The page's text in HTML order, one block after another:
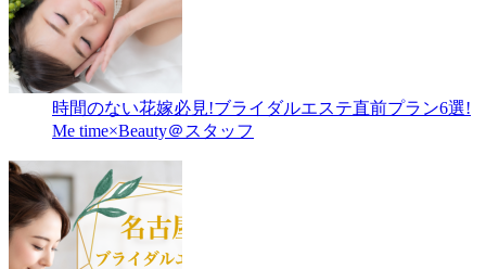
時間のない花嫁必見!ブライダルエステ直前プラン6選!
Me time×Beauty＠スタッフ